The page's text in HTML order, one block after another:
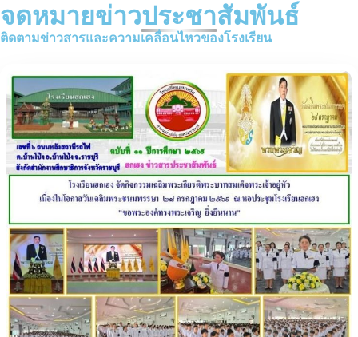
จดหมายข่าวประชาสัมพันธ์
ติดตามข่าวสารและความเคลื่อนไหวของโรงเรียน